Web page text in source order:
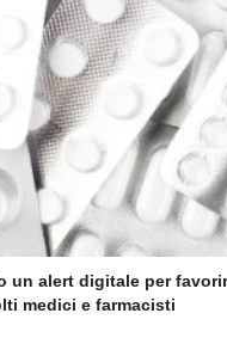
un alert digitale per
medici e farmacisti